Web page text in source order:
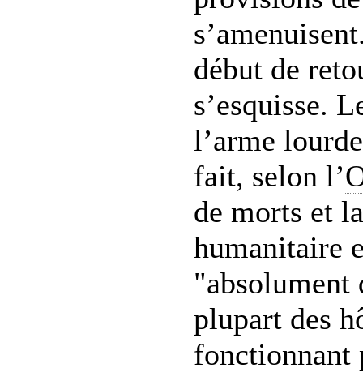
début de
s’esquisse.
l’arme
fait, selon l’
de morts et
humanitaire
"absolument
plupart des
fonctionnant